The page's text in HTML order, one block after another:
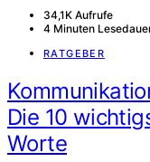
34,1K Aufrufe
4 Minuten
RATGEBER
Die 10
Worte